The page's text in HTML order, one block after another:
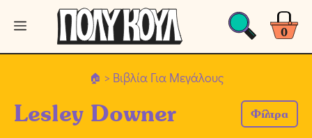
Μετάβαση
περιεχόμενο
0
Μενού
> Βιβλία Για Μεγάλους
Lesley Downer Φίλτρα